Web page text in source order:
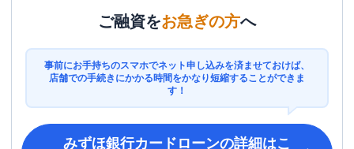
ご融資をお急ぎの方へ
事前にお手持ちのスマホでネット申し込みを済ませておけば、
店舗での手続きにかかる時間をかなり短縮することができま
す！
みずほ銀行カードローンの詳細はこ